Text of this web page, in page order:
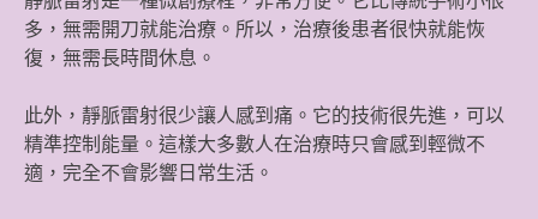
多，無需開刀就能治療。所以，治療後患者很快就能恢
復，無需長時間休息。
此外，靜脈雷射很少讓人感到痛。它的技術很先進，可以
精準控制能量。這樣大多數人在治療時只會感到輕微不
適，完全不會影響日常生活。